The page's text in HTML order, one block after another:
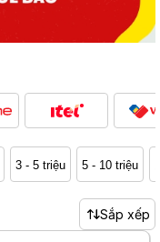
3 - 5 triệu 5 - 10 triệu
Sắp xếp